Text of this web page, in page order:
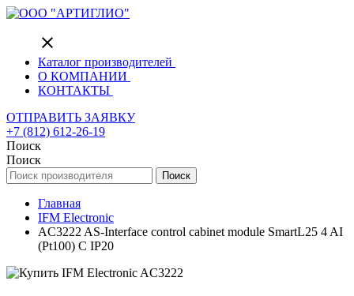
close
Каталог производителей
О КОМПАНИИ
КОНТАКТЫ
ОТПРАВИТЬ ЗАЯВКУ
+7 (812) 612-26-19
Поиск
Поиск
Поиск
Главная
IFM Electronic
AC3222 AS-Interface control cabinet module SmartL25 4 AI
(Pt100) C IP20